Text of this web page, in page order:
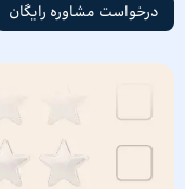
درخواست مشاوره رایگان